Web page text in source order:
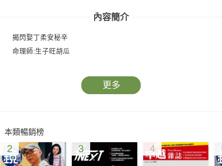
內容簡介
揭閃娶丁柔安秘辛
命理師:生子旺胡瓜
更多
本類暢銷榜
2 3 4